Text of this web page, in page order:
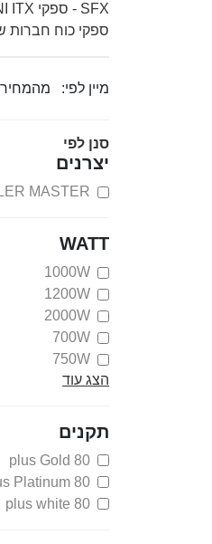
SFX - ספקי MINI ITX
ספקי כוח חברות
מיין לפי:
סנן לפי
יצרנים
MASTER
WATT
1000W
1200W
2000W
700W
750W
800W
הצג עוד
תקנים
80 plus Gold
80 plus Platinum
80 plus white